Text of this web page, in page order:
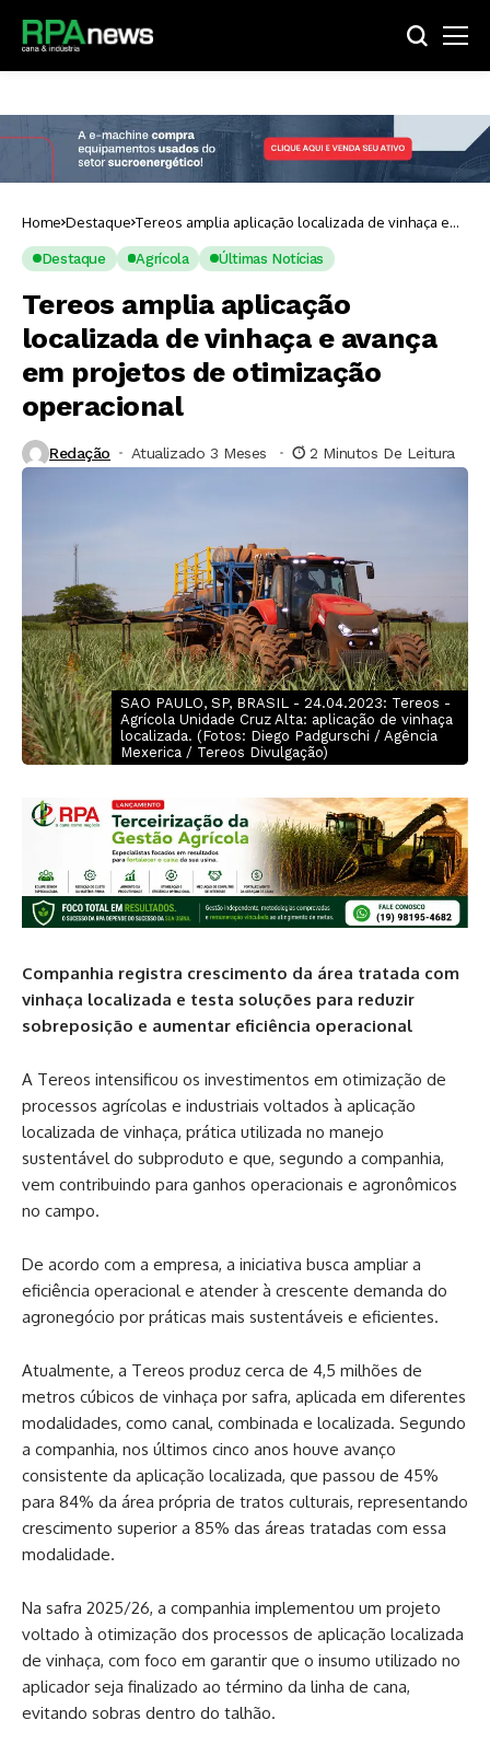
Home Destaque Tereos amplia aplicação localizada de vinhaça e
avança em projetos de otimização operacional
Destaque Agrícola Últimas Notícias
Tereos amplia aplicação
localizada de vinhaça e avança
em projetos de otimização
operacional
Redação Atualizado 3 Meses ⁮ 2 Minutos De Leitura
SAO PAULO, SP, BRASIL - 24.04.2023: Tereos -
Agrícola Unidade Cruz Alta: aplicação de vinhaça
localizada. (Fotos: Diego Padgurschi / Agência
Mexerica / Tereos Divulgação)
Companhia registra crescimento da área tratada com
vinhaça localizada e testa soluções para reduzir
sobreposição e aumentar eficiência operacional
A Tereos intensificou os investimentos em otimização de
processos agrícolas e industriais voltados à aplicação
localizada de vinhaça, prática utilizada no manejo
sustentável do subproduto e que, segundo a companhia,
vem contribuindo para ganhos operacionais e agronômicos
no campo.
De acordo com a empresa, a iniciativa busca ampliar a
eficiência operacional e atender à crescente demanda do
agronegócio por práticas mais sustentáveis e eficientes.
Atualmente, a Tereos produz cerca de 4,5 milhões de
metros cúbicos de vinhaça por safra, aplicada em diferentes
modalidades, como canal, combinada e localizada. Segundo
a companhia, nos últimos cinco anos houve avanço
consistente da aplicação localizada, que passou de 45%
para 84% da área própria de tratos culturais, representando
crescimento superior a 85% das áreas tratadas com essa
modalidade.
Na safra 2025/26, a companhia implementou um projeto
voltado à otimização dos processos de aplicação localizada
de vinhaça, com foco em garantir que o insumo utilizado no
aplicador seja finalizado ao término da linha de cana,
evitando sobras dentro do talhão.